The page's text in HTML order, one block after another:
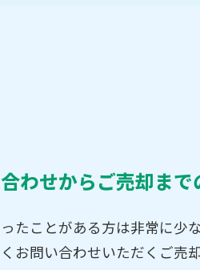
わせからご売却まで
たことがある方は非常に少
お問い合わせいただくご売